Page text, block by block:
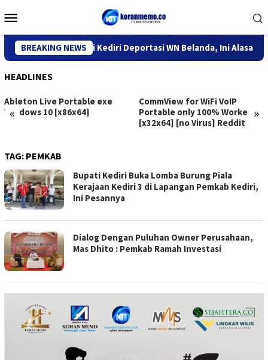
to
Menu
BREAKING NEWS
Kantor Imigrasi Kediri Deportasi WN Belanda, Ini Alasannya
HEADLINES
« »
Ableton Live Portable exe
Windows 10 [x86x64]
CommView for WiFi VoIP
Portable only 100% Worked
[x32x64] [no Virus] Reddit
TAG: PEMKAB
Bupati Kediri Buka Lomba Burung Piala
Kerajaan Kediri 3 di Lapangan Pemkab Kediri,
Ini Pesannya
Dialog Dengan Puluhan Owner Perusahaan,
Mas Dhito : Pemkab Ramah Investasi